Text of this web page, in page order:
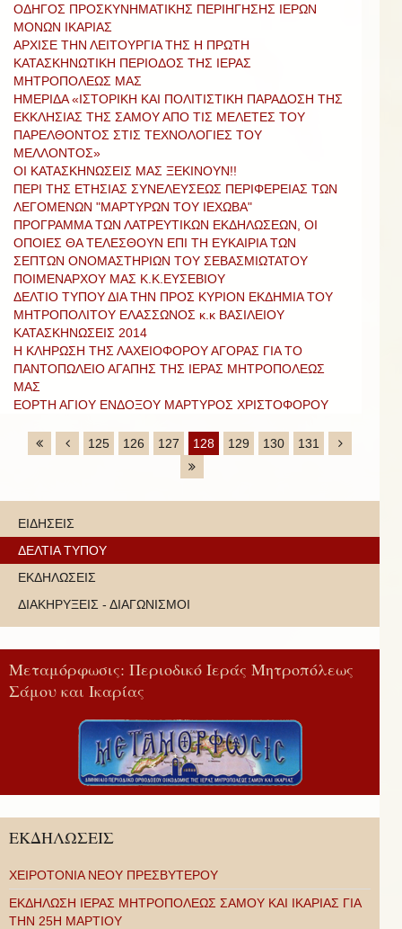
ΟΔΗΓΟΣ ΠΡΟΣΚΥΝΗΜΑΤΙΚΗΣ ΠΕΡΙΗΓΗΣΗΣ ΙΕΡΩΝ
ΜΟΝΩΝ ΙΚΑΡΙΑΣ
ΑΡΧΙΣΕ ΤΗΝ ΛΕΙΤΟΥΡΓΙΑ ΤΗΣ Η ΠΡΩΤΗ
ΚΑΤΑΣΚΗΝΩΤΙΚΗ ΠΕΡΙΟΔΟΣ ΤΗΣ ΙΕΡΑΣ
ΜΗΤΡΟΠΟΛΕΩΣ ΜΑΣ
ΗΜΕΡΙΔΑ «ΙΣΤΟΡΙΚΗ ΚΑΙ ΠΟΛΙΤΙΣΤΙΚΗ ΠΑΡΑΔΟΣΗ ΤΗΣ
ΕΚΚΛΗΣΙΑΣ ΤΗΣ ΣΑΜΟΥ ΑΠΟ ΤΙΣ ΜΕΛΕΤΕΣ ΤΟΥ
ΠΑΡΕΛΘΟΝΤΟΣ ΣΤΙΣ ΤΕΧΝΟΛΟΓΙΕΣ ΤΟΥ
ΜΕΛΛΟΝΤΟΣ»
ΟΙ ΚΑΤΑΣΚΗΝΩΣΕΙΣ ΜΑΣ ΞΕΚΙΝΟΥΝ!!
ΠΕΡΙ ΤΗΣ ΕΤΗΣΙΑΣ ΣΥΝΕΛΕΥΣΕΩΣ ΠΕΡΙΦΕΡΕΙΑΣ ΤΩΝ
ΛΕΓΟΜΕΝΩΝ "ΜΑΡΤΥΡΩΝ ΤΟΥ ΙΕΧΩΒΑ"
ΠΡΟΓΡΑΜΜΑ ΤΩΝ ΛΑΤΡΕΥΤΙΚΩΝ ΕΚΔΗΛΩΣΕΩΝ, ΟΙ
ΟΠΟΙΕΣ ΘΑ ΤΕΛΕΣΘΟΥΝ ΕΠΙ ΤΗ ΕΥΚΑΙΡΙΑ ΤΩΝ
ΣΕΠΤΩΝ ΟΝΟΜΑΣΤΗΡΙΩΝ ΤΟΥ ΣΕΒΑΣΜΙΩΤΑΤΟΥ
ΠΟΙΜΕΝΑΡΧΟΥ ΜΑΣ Κ.Κ.ΕΥΣΕΒΙΟΥ
ΔΕΛΤΙΟ ΤΥΠΟΥ ΔΙΑ ΤΗΝ ΠΡΟΣ ΚΥΡΙΟΝ ΕΚΔΗΜΙΑ ΤΟΥ
ΜΗΤΡΟΠΟΛΙΤΟΥ ΕΛΑΣΣΩΝΟΣ κ.κ ΒΑΣΙΛΕΙΟΥ
ΚΑΤΑΣΚΗΝΩΣΕΙΣ 2014
Η ΚΛΗΡΩΣΗ ΤΗΣ ΛΑΧΕΙΟΦΟΡΟΥ ΑΓΟΡΑΣ ΓΙΑ ΤΟ
ΠΑΝΤΟΠΩΛΕΙΟ ΑΓΑΠΗΣ ΤΗΣ ΙΕΡΑΣ ΜΗΤΡΟΠΟΛΕΩΣ
ΜΑΣ
ΕΟΡΤΗ ΑΓΙΟΥ ΕΝΔΟΞΟΥ ΜΑΡΤΥΡΟΣ ΧΡΙΣΤΟΦΟΡΟΥ
125 126 127 128 129 130 131
ΕΙΔΗΣΕΙΣ
ΔΕΛΤΙΑ ΤΥΠΟΥ
ΕΚΔΗΛΩΣΕΙΣ
ΔΙΑΚΗΡΥΞΕΙΣ - ΔΙΑΓΩΝΙΣΜΟΙ
Μεταμόρφωσις: Περιοδικό Ιεράς Μητροπόλεως
Σάμου και Ικαρίας
ΕΚΔΗΛΩΣΕΙΣ
ΧΕΙΡΟΤΟΝΙΑ ΝΕΟΥ ΠΡΕΣΒΥΤΕΡΟΥ
ΕΚΔΗΛΩΣΗ ΙΕΡΑΣ ΜΗΤΡΟΠΟΛΕΩΣ ΣΑΜΟΥ ΚΑΙ ΙΚΑΡΙΑΣ ΓΙΑ
ΤΗΝ 25Η ΜΑΡΤΙΟΥ